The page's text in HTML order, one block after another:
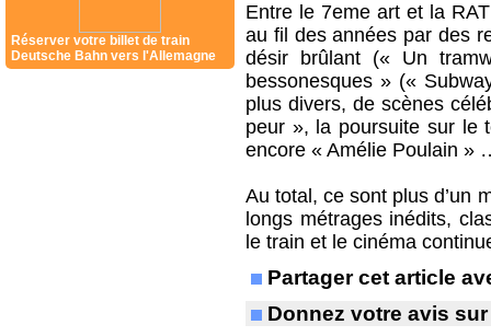
Réserver votre billet de train
Deutsche Bahn vers l'Allemagne
Entre le 7eme art et la
au fil des années par des
désir brûlant (« Un
bessonesques » («
plus divers, de scènes
peur », la poursuite sur le
encore « Amélie Poulain »
Au total, ce sont plus d’un
longs métrages inédits,
le train et le cinéma
Partager cet article
Donnez votre avis